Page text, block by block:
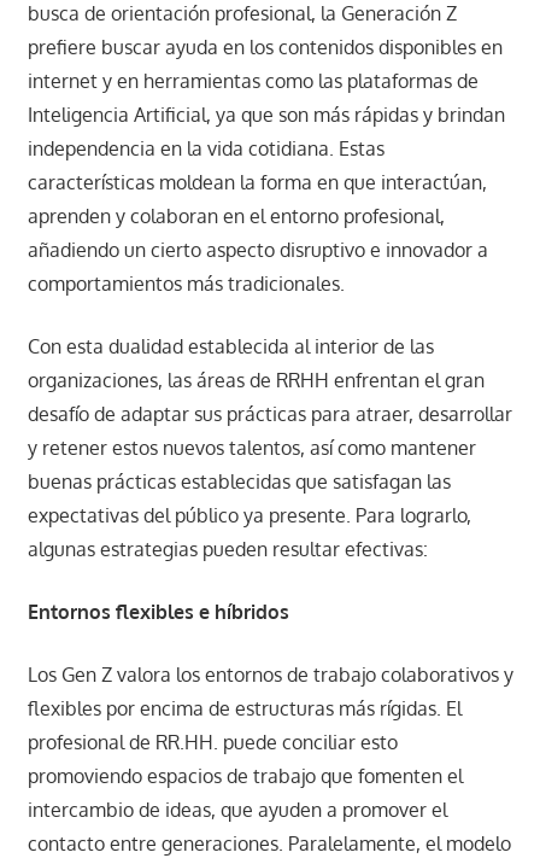
busca de orientación profesional, la Generación Z
prefiere buscar ayuda en los contenidos disponibles en
internet y en herramientas como las plataformas de
Inteligencia Artificial, ya que son más rápidas y brindan
independencia en la vida cotidiana. Estas
características moldean la forma en que interactúan,
aprenden y colaboran en el entorno profesional,
añadiendo un cierto aspecto disruptivo e innovador a
comportamientos más tradicionales.
Con esta dualidad establecida al interior de las
organizaciones, las áreas de RRHH enfrentan el gran
desafío de adaptar sus prácticas para atraer, desarrollar
y retener estos nuevos talentos, así como mantener
buenas prácticas establecidas que satisfagan las
expectativas del público ya presente. Para lograrlo,
algunas estrategias pueden resultar efectivas:
Entornos flexibles e híbridos
Los Gen Z valora los entornos de trabajo colaborativos y
flexibles por encima de estructuras más rígidas. El
profesional de RR.HH. puede conciliar esto
promoviendo espacios de trabajo que fomenten el
intercambio de ideas, que ayuden a promover el
contacto entre generaciones. Paralelamente, el modelo